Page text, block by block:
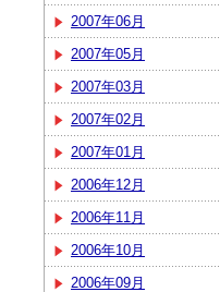
2007年06月
2007年05月
2007年03月
2007年02月
2007年01月
2006年12月
2006年11月
2006年10月
2006年09月